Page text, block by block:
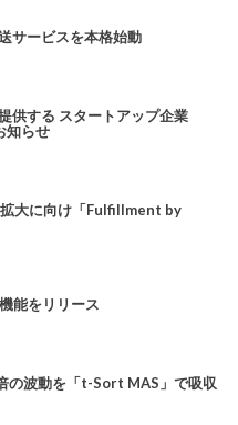
サービスを本格始動
供する スタートアップ企業
知らせ
大に向け「Fulfillment by
能をリリース
の波動を「t-Sort MAS」で吸収